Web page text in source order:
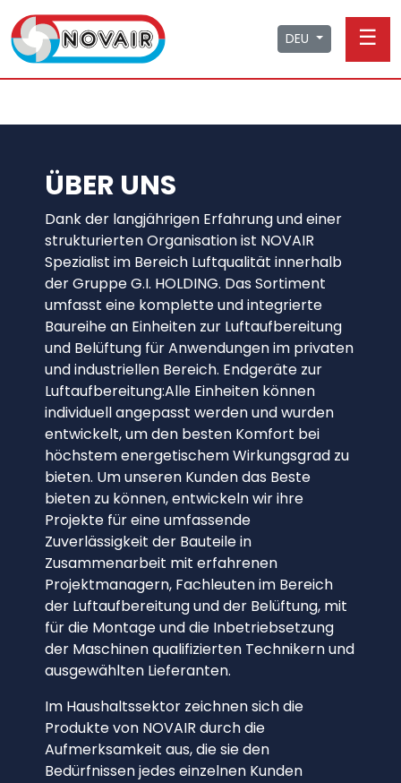
DEU ☰
ÜBER UNS
Dank der langjährigen Erfahrung und einer
strukturierten Organisation ist NOVAIR
Spezialist im Bereich Luftqualität innerhalb
der Gruppe G.I. HOLDING. Das Sortiment
umfasst eine komplette und integrierte
Baureihe an Einheiten zur Luftaufbereitung
und Belüftung für Anwendungen im privaten
und industriellen Bereich. Endgeräte zur
Luftaufbereitung:Alle Einheiten können
individuell angepasst werden und wurden
entwickelt, um den besten Komfort bei
höchstem energetischem Wirkungsgrad zu
bieten. Um unseren Kunden das Beste
bieten zu können, entwickeln wir ihre
Projekte für eine umfassende
Zuverlässigkeit der Bauteile in
Zusammenarbeit mit erfahrenen
Projektmanagern, Fachleuten im Bereich
der Luftaufbereitung und der Belüftung, mit
für die Montage und die Inbetriebsetzung
der Maschinen qualifizierten Technikern und
ausgewählten Lieferanten.
Im Haushaltssektor zeichnen sich die
Produkte von NOVAIR durch die
Aufmerksamkeit aus, die sie den
Bedürfnissen jedes einzelnen Kunden